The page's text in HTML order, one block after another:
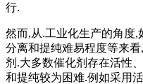
行.
然而,从.工业化生产的角度
分离和提纯难易程度等来
剂.大多数催化剂存在活性
和提纯较为困难.例如采用